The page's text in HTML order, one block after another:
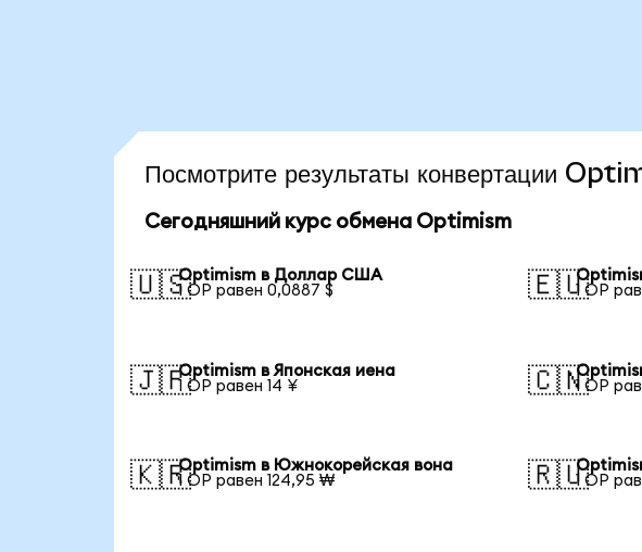
Посмотрите результаты конвертации
Сегодняшний курс обмена Optimism
🇺🇸Optimism в Доллар США
1 OP равен 0,0887 $
🇪🇺1 OP
🇯🇵Optimism в Японская иена
1 OP равен 14 ¥
🇨🇳1 OP
🇰🇷Optimism в Южнокорейская вона
1 OP равен 124,95 ₩
🇷🇺1 OP